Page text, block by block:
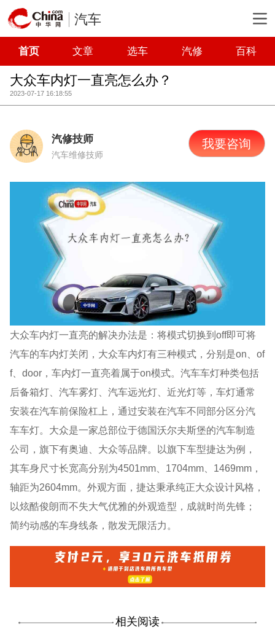
汽车
首页 文章 选车 汽修 百科
大众车内灯一直亮怎么办？
2023-07-17 16:18:55
汽修技师
汽车维修技师
我要咨询
大众车内灯一直亮的解决办法是：将模式切换到off即可将
汽车的车内灯关闭，大众车内灯有三种模式，分别是on、of
f、door，车内灯一直亮着属于on模式。汽车车灯种类包括
后备箱灯、汽车雾灯、汽车远光灯、近光灯等，车灯通常
安装在汽车前保险杠上，通过安装在汽车不同部分区分汽
车车灯。大众是一家总部位于德国沃尔夫斯堡的汽车制造
公司，旗下有奥迪、大众等品牌。以旗下车型捷达为例，
其车身尺寸长宽高分别为4501mm、1704mm、1469mm，
轴距为2604mm。外观方面，捷达秉承纯正大众设计风格，
以炫酷俊朗而不失大气优雅的外观造型，成就时尚先锋；
简约动感的车身线条，散发无限活力。
相关阅读